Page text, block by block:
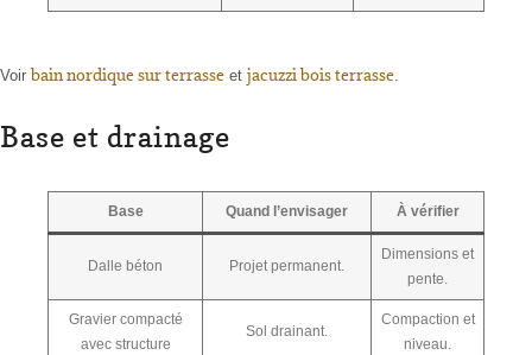
Voir bain nordique sur terrasse et jacuzzi bois terrasse.
Base et drainage
Base Quand l’envisager À vérifier
Dalle béton Projet permanent.
Dimensions et
pente.
Gravier compacté
avec structure
Sol drainant.
Compaction et
niveau.